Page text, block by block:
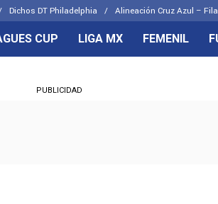
Dichos DT Philadelphia Alineación Cruz Azul –
CUP LIGA MX FEMENIL
PUBLICIDAD